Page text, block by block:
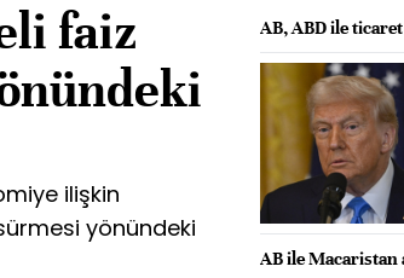
faiz
ilişkin
yönündeki
AB, ABD ile
AB ile Macaristan